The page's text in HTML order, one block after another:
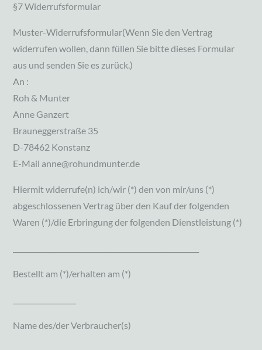
§7 Widerrufsformular
Muster-Widerrufsformular(Wenn Sie den Vertrag
widerrufen wollen, dann füllen Sie bitte dieses Formular
aus und senden Sie es zurück.)
An :
Roh & Munter
Anne Ganzert
Brauneggerstraße 35
D-78462 Konstanz
E-Mail anne@rohundmunter.de
Hiermit widerrufe(n) ich/wir (*) den von mir/uns (*)
abgeschlossenen Vertrag über den Kauf der folgenden
Waren (*)/die Erbringung der folgenden Dienstleistung (*)
Bestellt am (*)/erhalten am (*)
Name des/der Verbraucher(s)